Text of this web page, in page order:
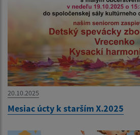
20.10.2025
Mesiac úcty k starším X.2025